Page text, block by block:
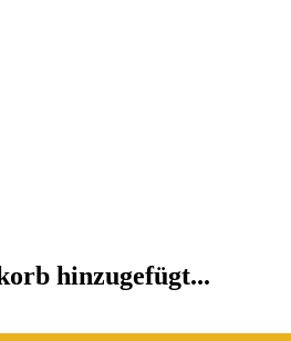
hinzugefügt...